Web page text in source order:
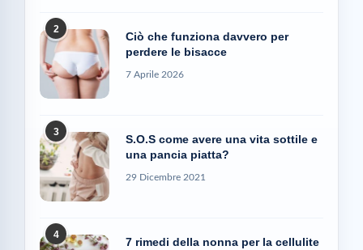
2
Ciò che funziona davvero per
perdere le bisacce
7 Aprile 2026
3
S.O.S come avere una vita sottile e
una pancia piatta?
29 Dicembre 2021
4
7 rimedi della nonna per la cellulite